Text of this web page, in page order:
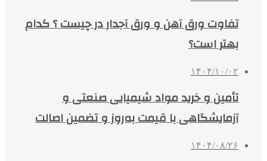
تفاوت ورق آهن و ورق آجدار در چیست ؟ کدام
بهتر است؟
۱۴۰۴/۱۰/۰۲
تأمین و خرید مواد شیمیایی صنعتی و
آزمایشگاهی با قیمت به‌روز و تضمین اصالت
۱۴۰۴/۰۸/۲۶